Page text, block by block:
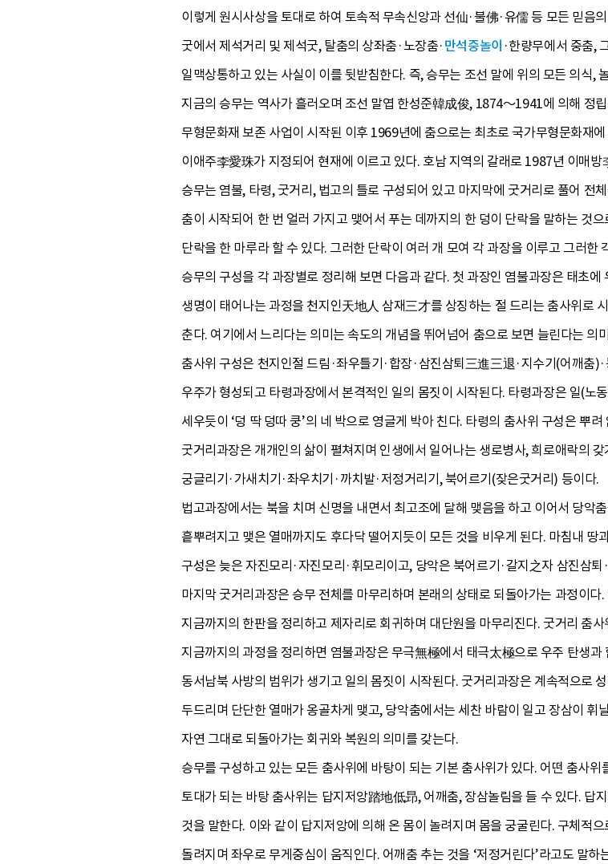
이렇게 원시사상을 토대로 하여 토속적 무속신앙과 선仙·불佛·유儒 등 모든 믿음
굿에서 제석거리 및 제석굿, 탈춤의 상좌춤·노장춤·만석중놀이 ·한량무에서 중춤,
일맥상통하고 있는 사실이 이를 뒷받침한다. 즉, 승무는 조선 말에 위의 모든 의식
지금의 승무는 역사가 흘러오며 조선 말엽 한성준韓成俊, 1874～1941에 의해
무형문화재 보존 사업이 시작된 이후 1969년에 춤으로는 최초로 국가무형문화재
이애주李愛珠가 지정되어 현재에 이르고 있다. 호남 지역의 갈래로 1987년 이매
승무는 염불, 타령, 굿거리, 법고의 틀로 구성되어 있고 마지막에 굿거리로 풀어
춤이 시작되어 한 번 얼러 가지고 맺어서 푸는 데까지의 한 덩이 단락을 말하는 것
단락을 한 마루라 할 수 있다. 그러한 단락이 여러 개 모여 각 과장을 이루고 그러한
승무의 구성을 각 과장별로 정리해 보면 다음과 같다. 첫 과장인 염불과장은 태초
생명이 태어나는 과정을 천지인天地人 삼재三才를 상징하는 절 드리는 춤사위로
춘다. 여기에서 느리다는 의미는 속도의 개념을 뛰어넘어 춤으로 보면 늘린다는
춤사위 구성은 천지인절 드림·좌우틀기·합장·삼진삼퇴三進三退·지수기(어깨춤
우주가 형성되고 타령과장에서 본격적인 일의 몸짓이 시작된다. 타령과장은 일(
세우듯이 ‘덩 딱 덩따 쿵’의 네 박으로 영글게 박아 친다. 타령의 춤사위 구성은 뿌
굿거리과장은 개개인의 삶이 펼쳐지며 인생에서 일어나는 생로병사, 희로애락의
궁글리기·가새치기·좌우치기·까치발·저정거리기, 북어르기(잦은굿거리) 등이다.
법고과장에서는 북을 치며 신명을 내면서 최고조에 달해 맺음을 하고 이어서 당악
흩뿌려지고 맺은 열매까지도 후다닥 떨어지듯이 모든 것을 비우게 된다. 마침내
구성은 늦은 자진모리·자진모리·휘모리이고, 당악은 북어르기·갈지之자 삼진삼
마지막 굿거리과장은 승무 전체를 마무리하며 본래의 상태로 되돌아가는 과정이
지금까지의 한판을 정리하고 제자리로 회귀하며 대단원을 마무리진다. 굿거리 춤
지금까지의 과정을 정리하면 염불과장은 무극無極에서 태극太極으로 우주 탄생
동서남북 사방의 범위가 생기고 일의 몸짓이 시작된다. 굿거리과장은 계속적으로
두드리며 단단한 열매가 옹골차게 맺고, 당악춤에서는 세찬 바람이 일고 장삼이
자연 그대로 되돌아가는 회귀와 복원의 의미를 갖는다.
승무를 구성하고 있는 모든 춤사위에 바탕이 되는 기본 춤사위가 있다. 어떤 춤사
토대가 되는 바탕 춤사위는 답지저앙踏地低昻, 어깨춤, 장삼놀림을 들 수 있다. 답
것을 말한다. 이와 같이 답지저앙에 의해 온 몸이 놀려지며 몸을 궁굴린다. 구체적
돌려지며 좌우로 무게중심이 움직인다. 어깨춤 추는 것을 ‘저정거린다’라고도 말